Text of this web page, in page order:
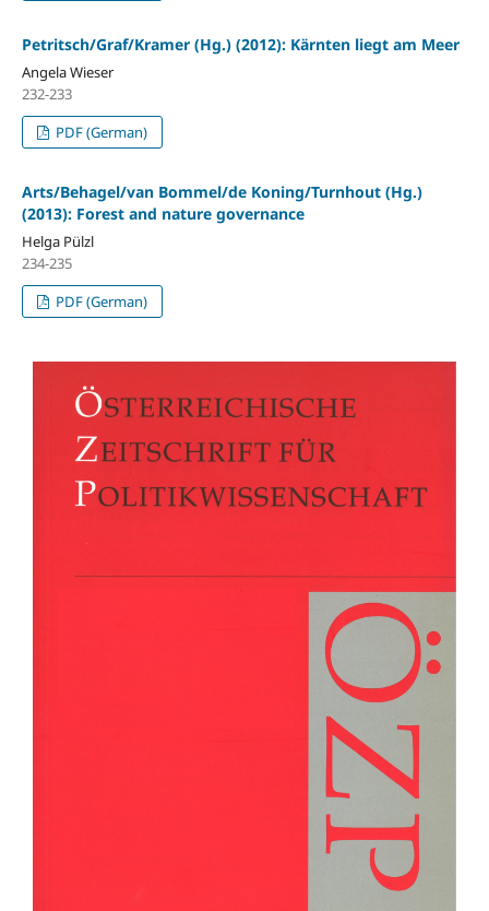
Petritsch/Graf/Kramer (Hg.) (2012): Kärnten liegt am Meer
Angela Wieser
232-233
PDF (German)
Arts/Behagel/van Bommel/de Koning/Turnhout (Hg.)
(2013): Forest and nature governance
Helga Pülzl
234-235
PDF (German)